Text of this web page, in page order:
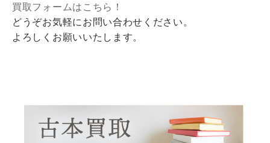
買取フォームはこちら！
どうぞお気軽にお問い合わせください。
よろしくお願いいたします。